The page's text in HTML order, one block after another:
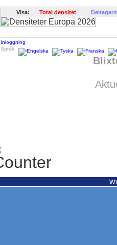
Visa: Total densitet
Inloggning
Språk: